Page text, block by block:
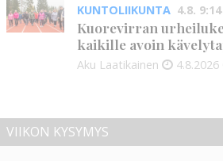
KUNTOLIIKUNTA 4.8. 9:14
Kuorevirran
kaikille avoin
Aku Laatikainen 4.8.2026
VIIKON KYSYMYS